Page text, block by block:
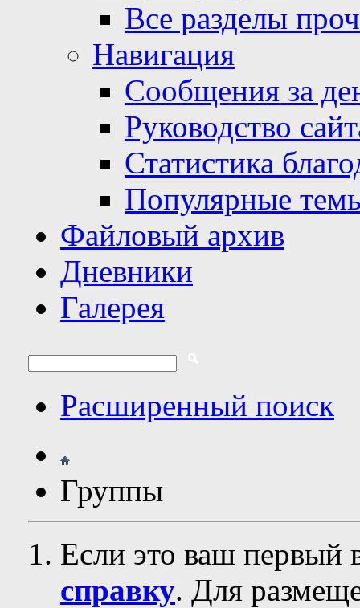
Все разделы
Навигация
Сообщения за
Руководство
Статистика
Популярные
Файловый архив
Дневники
Галерея
Расширенный поиск
Группы
Если это ваш первый
справку. Для